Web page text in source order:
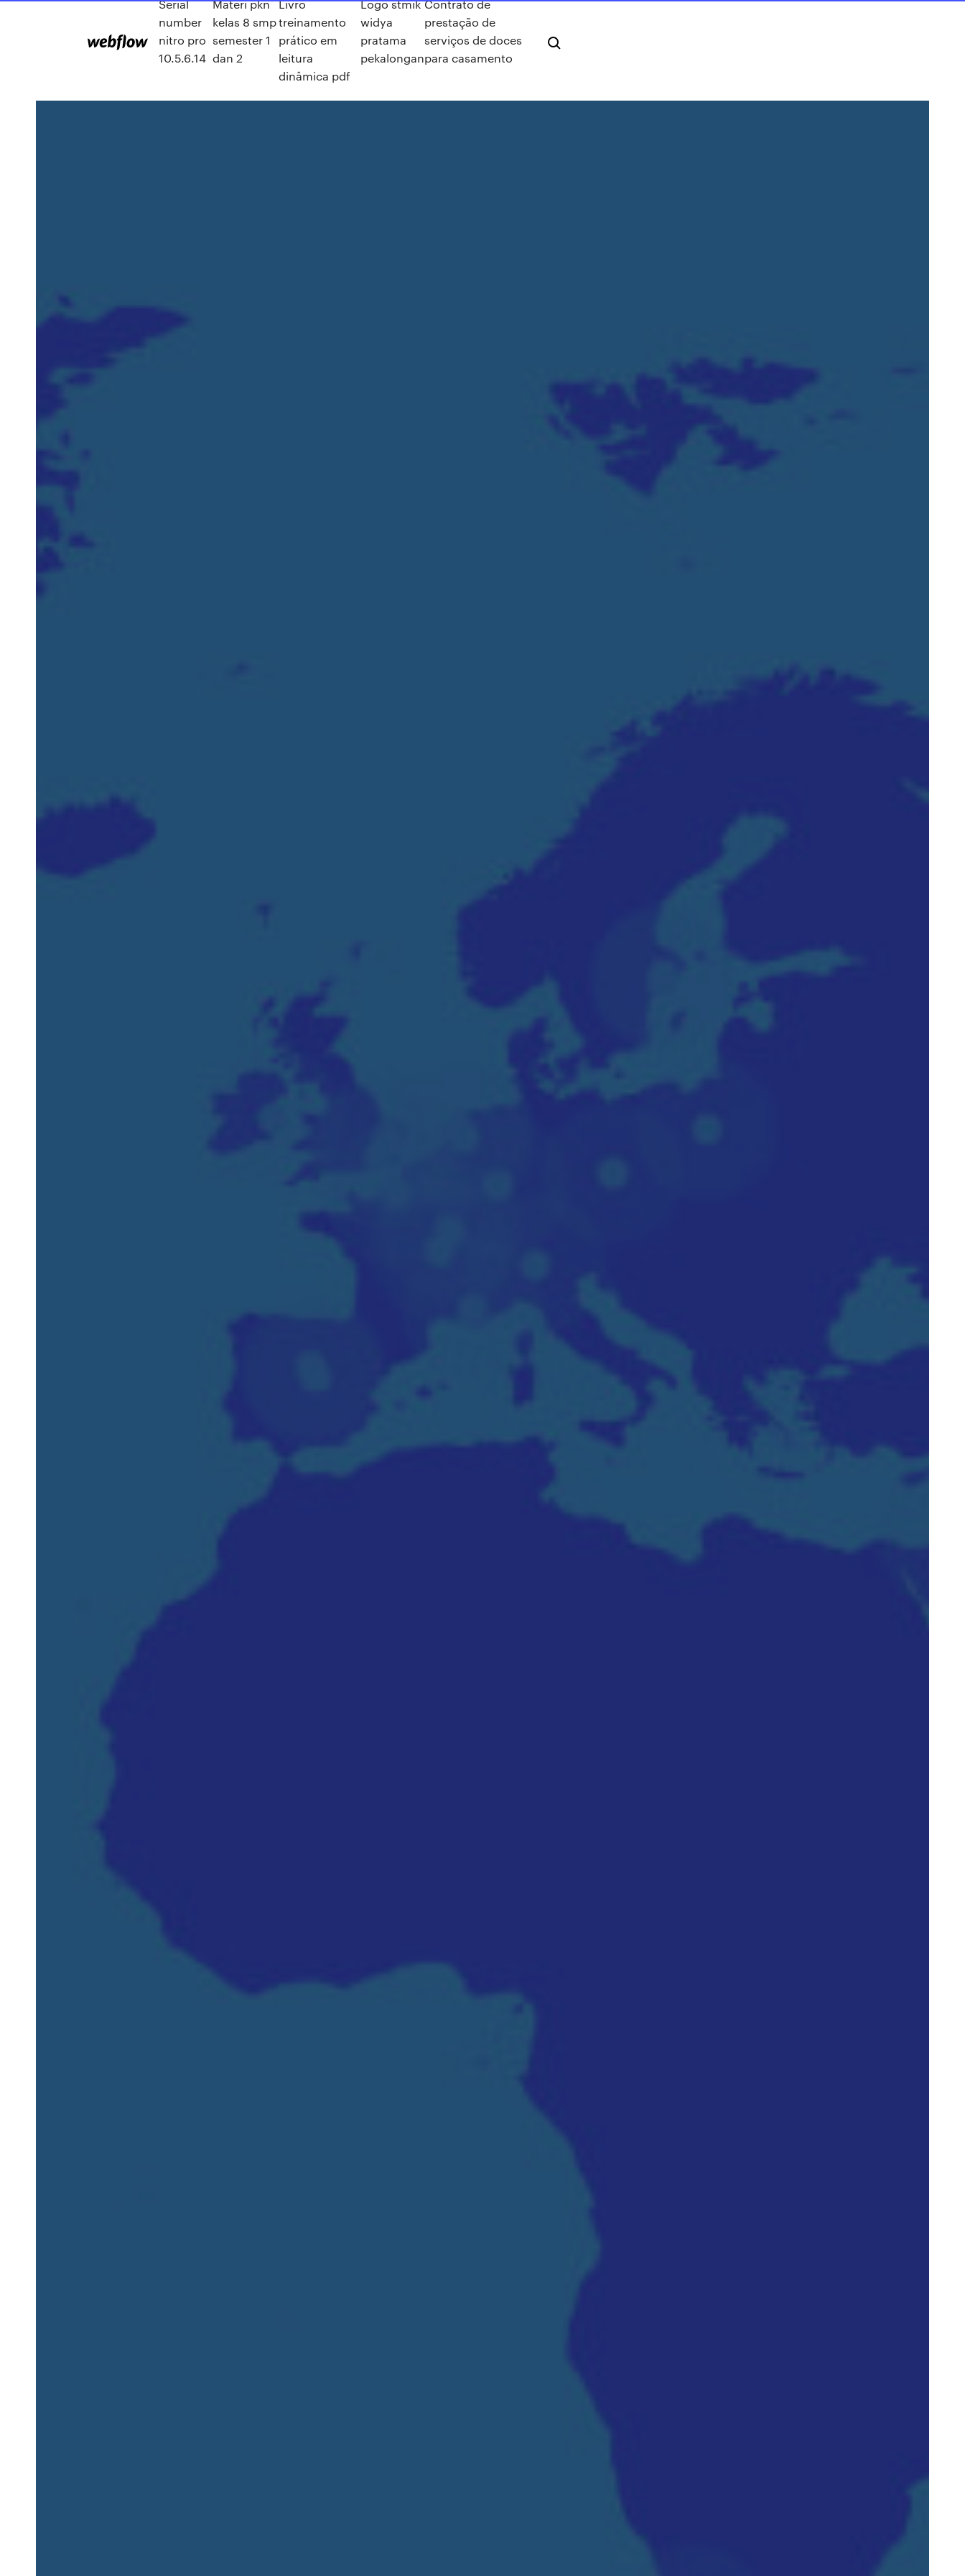
Serial
number
nitro pro
10.5.6.14
Materi pkn
kelas 8 smp
semester 1
dan 2
Livro
treinamento
prático em
leitura
dinâmica pdf
Logo stmik
widya
pratama
pekalongan
Contrato de
prestação de
serviços de doces
para casamento